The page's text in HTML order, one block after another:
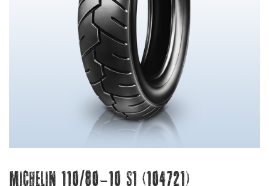
Michelin 110/80-10 S1 (104721)